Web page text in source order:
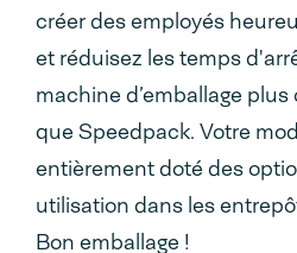
créer des employés
et réduisez les temps
machine d’emballage
que Speedpack. Votre
entièrement doté des
utilisation dans les
Bon emballage !